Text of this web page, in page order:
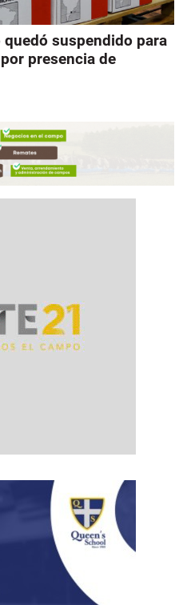
suspendido para
presencia de